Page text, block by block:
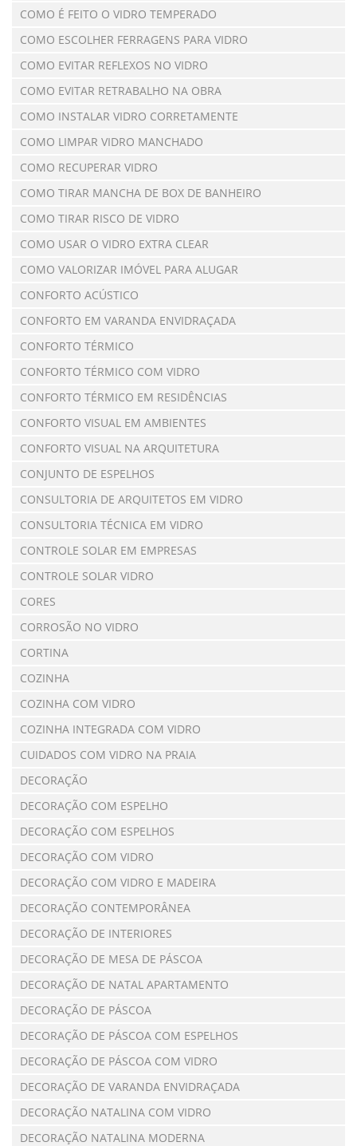
COMO É FEITO O VIDRO TEMPERADO
COMO ESCOLHER FERRAGENS PARA VIDRO
COMO EVITAR REFLEXOS NO VIDRO
COMO EVITAR RETRABALHO NA OBRA
COMO INSTALAR VIDRO CORRETAMENTE
COMO LIMPAR VIDRO MANCHADO
COMO RECUPERAR VIDRO
COMO TIRAR MANCHA DE BOX DE BANHEIRO
COMO TIRAR RISCO DE VIDRO
COMO USAR O VIDRO EXTRA CLEAR
COMO VALORIZAR IMÓVEL PARA ALUGAR
CONFORTO ACÚSTICO
CONFORTO EM VARANDA ENVIDRAÇADA
CONFORTO TÉRMICO
CONFORTO TÉRMICO COM VIDRO
CONFORTO TÉRMICO EM RESIDÊNCIAS
CONFORTO VISUAL EM AMBIENTES
CONFORTO VISUAL NA ARQUITETURA
CONJUNTO DE ESPELHOS
CONSULTORIA DE ARQUITETOS EM VIDRO
CONSULTORIA TÉCNICA EM VIDRO
CONTROLE SOLAR EM EMPRESAS
CONTROLE SOLAR VIDRO
CORES
CORROSÃO NO VIDRO
CORTINA
COZINHA
COZINHA COM VIDRO
COZINHA INTEGRADA COM VIDRO
CUIDADOS COM VIDRO NA PRAIA
DECORAÇÃO
DECORAÇÃO COM ESPELHO
DECORAÇÃO COM ESPELHOS
DECORAÇÃO COM VIDRO
DECORAÇÃO COM VIDRO E MADEIRA
DECORAÇÃO CONTEMPORÂNEA
DECORAÇÃO DE INTERIORES
DECORAÇÃO DE MESA DE PÁSCOA
DECORAÇÃO DE NATAL APARTAMENTO
DECORAÇÃO DE PÁSCOA
DECORAÇÃO DE PÁSCOA COM ESPELHOS
DECORAÇÃO DE PÁSCOA COM VIDRO
DECORAÇÃO DE VARANDA ENVIDRAÇADA
DECORAÇÃO NATALINA COM VIDRO
DECORAÇÃO NATALINA MODERNA